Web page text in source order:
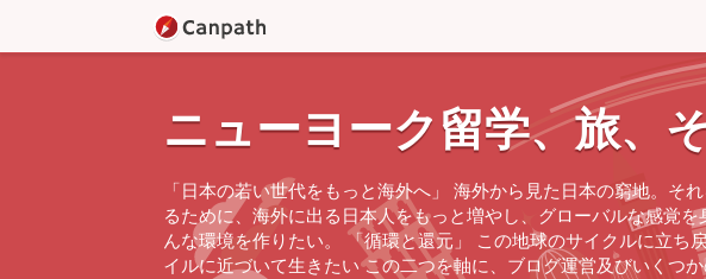
ニューヨーク留学、旅、
「日本の若い世代をもっと海外へ」 海外から見た日本の窮地。そ
るために、海外に出る日本人をもっと増やし、グローバルな感覚
んな環境を作りたい。 「循環と還元」 この地球のサイクルに立ち
イルに近づいて生きたい この二つを軸に、ブログ運営及びいくつ